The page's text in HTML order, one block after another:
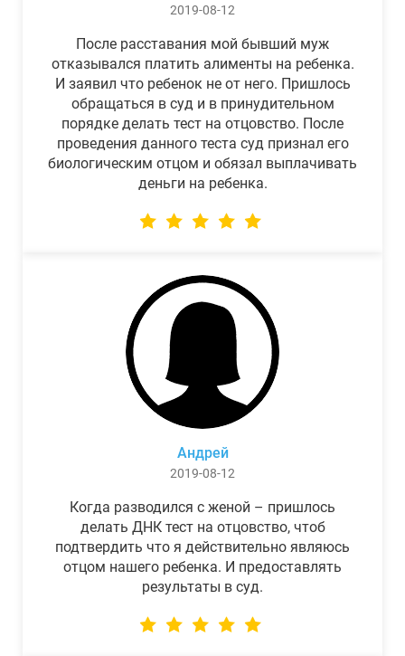
2019-08-12
После расставания мой бывший муж
отказывался платить алименты на ребенка.
И заявил что ребенок не от него. Пришлось
обращаться в суд и в принудительном
порядке делать тест на отцовство. После
проведения данного теста суд признал его
биологическим отцом и обязал выплачивать
деньги на ребенка.
Андрей
2019-08-12
Когда разводился с женой – пришлось
делать ДНК тест на отцовство, чтоб
подтвердить что я действительно являюсь
отцом нашего ребенка. И предоставлять
результаты в суд.